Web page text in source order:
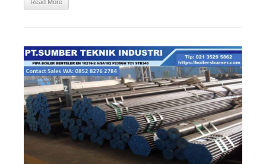
Read More